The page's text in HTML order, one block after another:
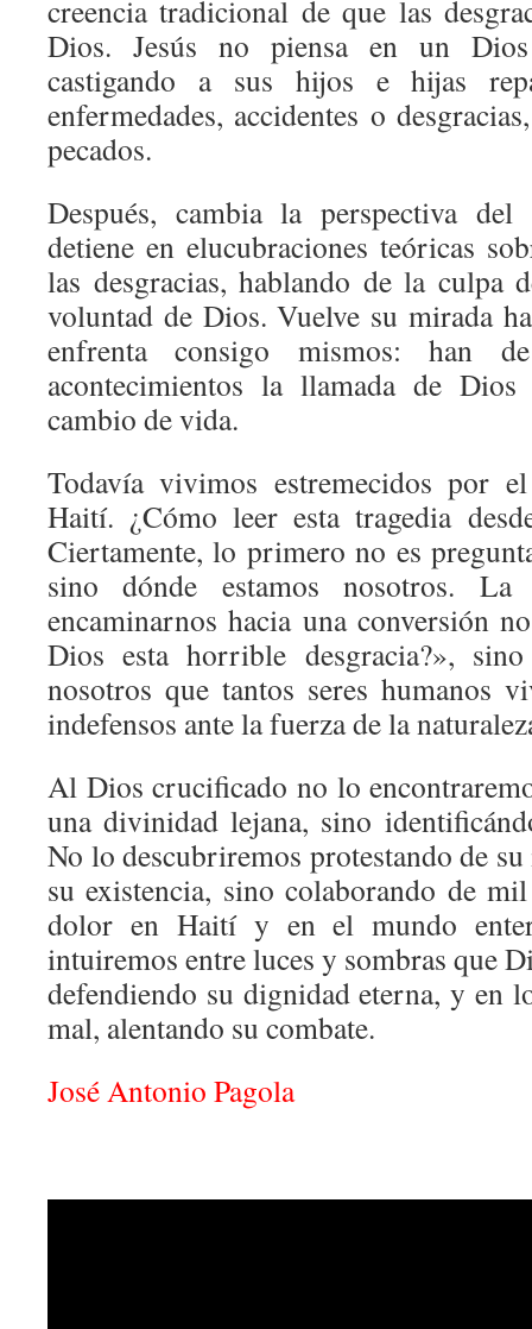
creencia tradicional de que las
Dios. Jesús no piensa en un
castigando a sus hijos e hijas
enfermedades, accidentes o
pecados.
Después, cambia la perspectiva del
detiene en elucubraciones teóricas
las desgracias, hablando de la culpa
voluntad de Dios. Vuelve su mirada
enfrenta consigo mismos: han
acontecimientos la llamada de
cambio de vida.
Todavía vivimos estremecidos por
Haití. ¿Cómo leer esta tragedia
Ciertamente, lo primero no es
sino dónde estamos nosotros. La
encaminarnos hacia una conversión
Dios esta horrible desgracia?»,
nosotros que tantos seres humanos
indefensos ante la fuerza de la
Al Dios crucificado no lo
una divinidad lejana, sino
No lo descubriremos protestando de
su existencia, sino colaborando de
dolor en Haití y en el mundo
intuiremos entre luces y sombras que
defendiendo su dignidad eterna, y en
mal, alentando su combate.
José Antonio Pagola